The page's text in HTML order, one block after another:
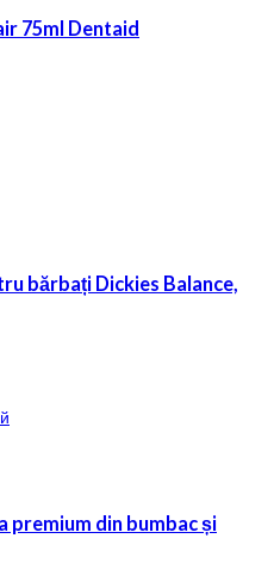
75ml Dentaid
bărbați Dickies Balance,
premium din bumbac și